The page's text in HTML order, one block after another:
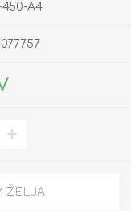
450-A4
ŽELJA